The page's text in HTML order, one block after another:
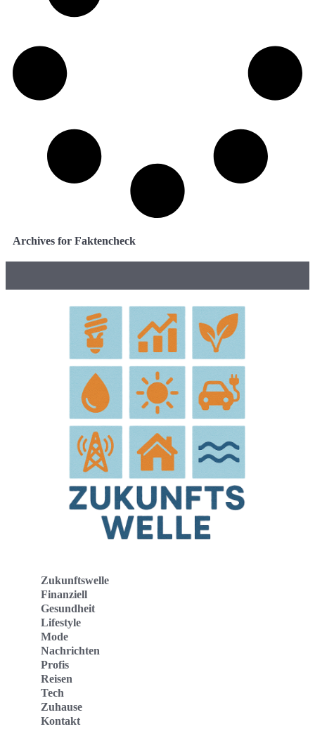
Archives for Faktencheck
Zukunftswelle
Finanziell
Gesundheit
Lifestyle
Mode
Nachrichten
Profis
Reisen
Tech
Zuhause
Kontakt